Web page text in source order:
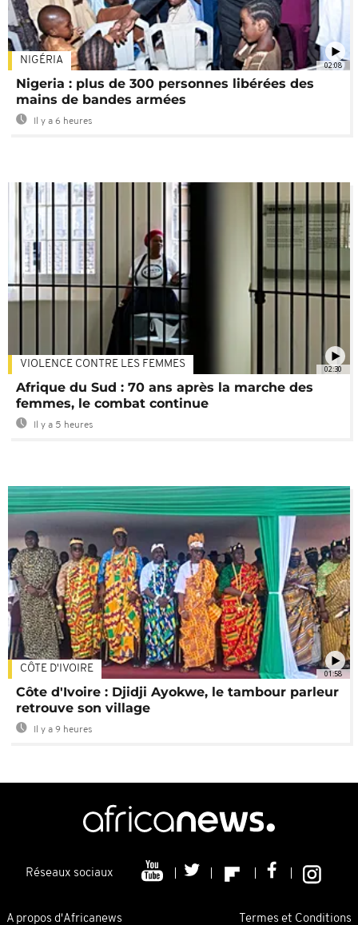
02:08
NIGÉRIA
Nigeria : plus de 300 personnes libérées des
mains de bandes armées
Il y a 6 heures
02:30
VIOLENCE CONTRE LES FEMMES
Afrique du Sud : 70 ans après la marche des
femmes, le combat continue
Il y a 5 heures
01:58
CÔTE D'IVOIRE
Côte d'Ivoire : Djidji Ayokwe, le tambour parleur
retrouve son village
Il y a 9 heures
Réseaux sociaux
A propos d'Africanews Termes et Conditions